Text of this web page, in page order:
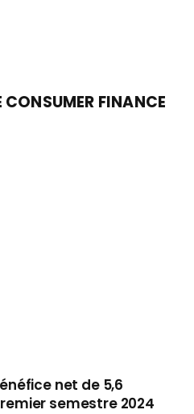
FINANCE
net de 5,6
semestre 2024